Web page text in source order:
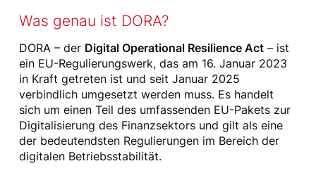
Was genau ist DORA?
DORA – der Digital Operational Resilience Act– ist
ein EU-Regulierungswerk, das am 16. Januar 2023
in Kraft getreten ist und seit Januar 2025
verbindlich umgesetzt werden muss. Es handelt
sich um einen Teil des umfassenden EU-Pakets zur
Digitalisierung des Finanzsektors und gilt als eine
der bedeutendsten Regulierungen im Bereich der
digitalen Betriebsstabilität.